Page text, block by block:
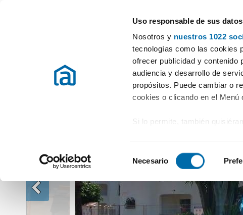
Uso responsable de sus datos
Nosotros y nuestros 1022
tecnologías como las cookies
ofrecer publicidad y contenido
audiencia y desarrollo de
propósitos. Puede cambiar o
cookies o clicando en el Menú
Si lo permite, también
Identificar su dispositivo
Obtenga más información
preferencias en la
sección de
en la Declaración de cookies.
e
c
Necesario
Alquiler Pisos Dénia Alquiler piso